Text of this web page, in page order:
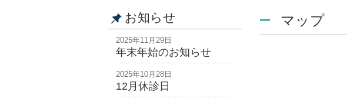
お知らせ
2025年11月29日
年末年始のお知らせ
2025年10月28日
12月休診日
マップ